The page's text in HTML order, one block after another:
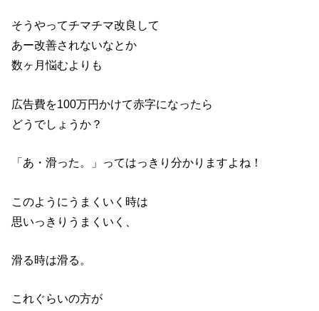
そうやってチマチマ改良して
あー改善されないなとか
数ヶ月悩むよりも
広告費を100万円かけて赤字になったら
どうでしょうか？
「あ・滑った。」ってはっきり分かりますよね！
このようにうまくいく時は
思いっきりうまくいく、
滑る時は滑る。
これぐらいの方が